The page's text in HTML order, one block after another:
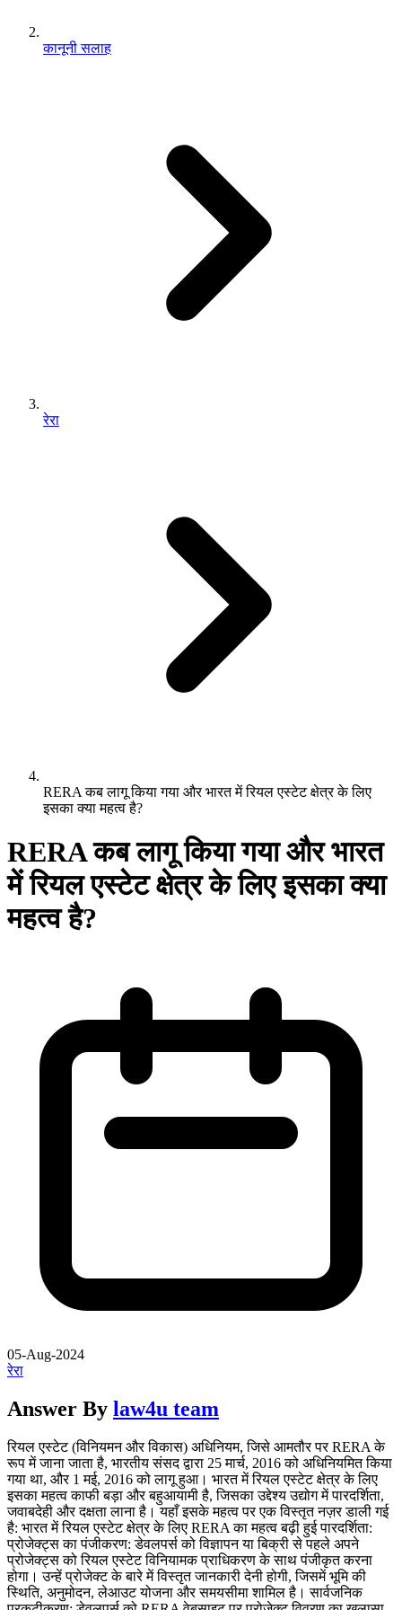
कानूनी सलाह
रेरा
RERA कब लागू किया गया और भारत में रियल एस्टेट क्षेत्र के लिए
इसका क्या महत्व है?
RERA कब लागू किया गया और भारत
में रियल एस्टेट क्षेत्र के लिए इसका क्या
महत्व है?
05-Aug-2024
रेरा
Answer By law4u team
रियल एस्टेट (विनियमन और विकास) अधिनियम, जिसे आमतौर पर RERA के
रूप में जाना जाता है, भारतीय संसद द्वारा 25 मार्च, 2016 को अधिनियमित किया
गया था, और 1 मई, 2016 को लागू हुआ। भारत में रियल एस्टेट क्षेत्र के लिए
इसका महत्व काफी बड़ा और बहुआयामी है, जिसका उद्देश्य उद्योग में पारदर्शिता,
जवाबदेही और दक्षता लाना है। यहाँ इसके महत्व पर एक विस्तृत नज़र डाली गई
है: भारत में रियल एस्टेट क्षेत्र के लिए RERA का महत्व बढ़ी हुई पारदर्शिता:
प्रोजेक्ट्स का पंजीकरण: डेवलपर्स को विज्ञापन या बिक्री से पहले अपने
प्रोजेक्ट्स को रियल एस्टेट विनियामक प्राधिकरण के साथ पंजीकृत करना
होगा। उन्हें प्रोजेक्ट के बारे में विस्तृत जानकारी देनी होगी, जिसमें भूमि की
स्थिति, अनुमोदन, लेआउट योजना और समयसीमा शामिल है। सार्वजनिक